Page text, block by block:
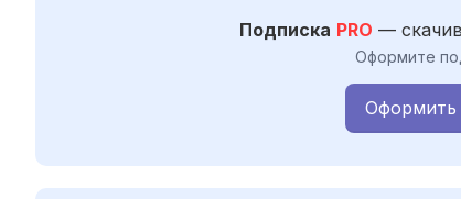
Подписка PRO —
Оформите
Оформить